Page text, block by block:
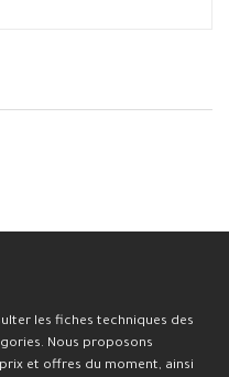
les fiches techniques des
Nous proposons
et offres du moment, ainsi